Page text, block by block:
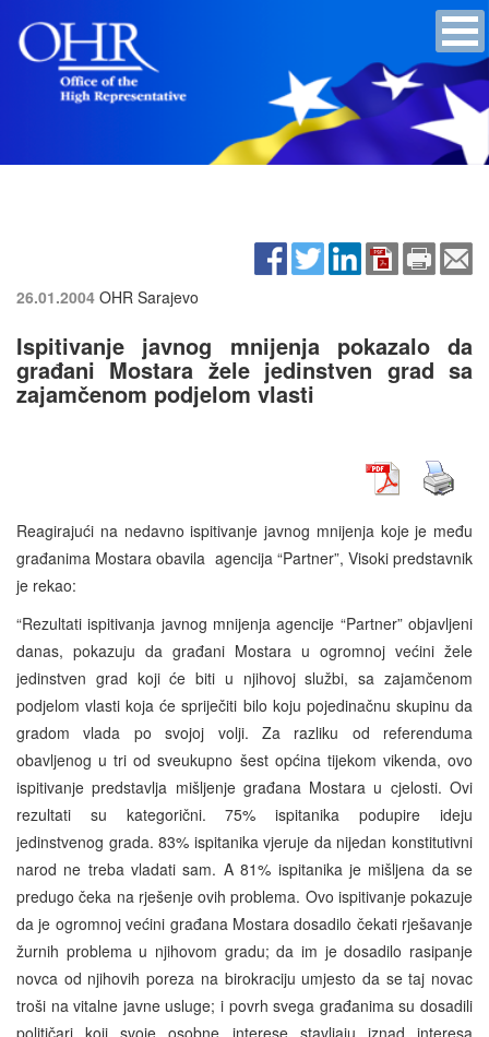
26.01.2004 OHR Sarajevo
Ispitivanje javnog mnijenja pokazalo da
građani Mostara žele jedinstven grad sa
zajamčenom podjelom vlasti
Reagirajući na nedavno ispitivanje javnog mnijenja koje je među
građanima Mostara obavila agencija “Partner”, Visoki predstavnik
je rekao:
“Rezultati ispitivanja javnog mnijenja agencije “Partner” objavljeni
danas, pokazuju da građani Mostara u ogromnoj većini žele
jedinstven grad koji će biti u njihovoj službi, sa zajamčenom
podjelom vlasti koja će spriječiti bilo koju pojedinačnu skupinu da
gradom vlada po svojoj volji. Za razliku od referenduma
obavljenog u tri od sveukupno šest općina tijekom vikenda, ovo
ispitivanje predstavlja mišljenje građana Mostara u cjelosti. Ovi
rezultati su kategorični. 75% ispitanika podupire ideju
jedinstvenog grada. 83% ispitanika vjeruje da nijedan konstitutivni
narod ne treba vladati sam. A 81% ispitanika je mišljena da se
predugo čeka na rješenje ovih problema. Ovo ispitivanje pokazuje
da je ogromnoj većini građana Mostara dosadilo čekati rješavanje
žurnih problema u njihovom gradu; da im je dosadilo rasipanje
novca od njihovih poreza na birokraciju umjesto da se taj novac
troši na vitalne javne usluge; i povrh svega građanima su dosadili
političari koji svoje osobne interese stavljaju iznad interesa